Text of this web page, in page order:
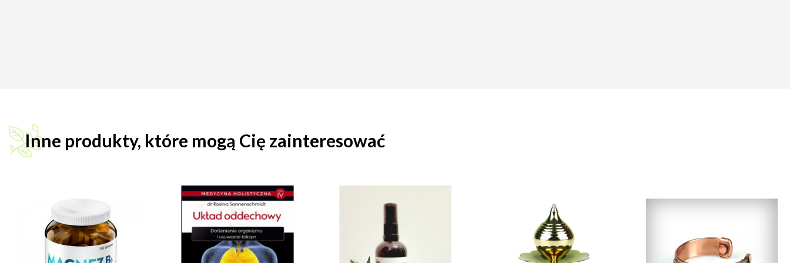
Inne produkty, które mogą Cię zainteresować